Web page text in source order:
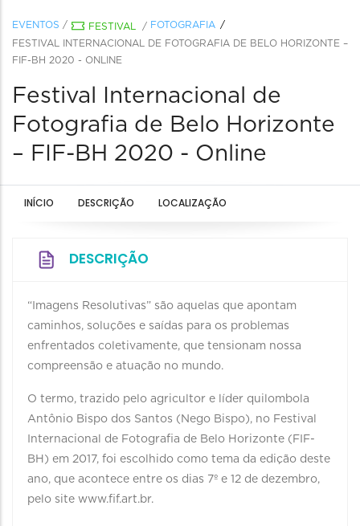
EVENTOS / FESTIVAL / FOTOGRAFIA
FESTIVAL INTERNACIONAL DE FOTOGRAFIA DE BELO HORIZONTE –
FIF-BH 2020 - ONLINE
Festival Internacional de
Fotografia de Belo Horizonte
– FIF-BH 2020 - Online
INÍCIO DESCRIÇÃO LOCALIZAÇÃO
DESCRIÇÃO
“Imagens Resolutivas” são aquelas que apontam
caminhos, soluções e saídas para os problemas
enfrentados coletivamente, que tensionam nossa
compreensão e atuação no mundo.
O termo, trazido pelo agricultor e líder quilombola
Antônio Bispo dos Santos (Nego Bispo), no Festival
Internacional de Fotografia de Belo Horizonte (FIF-
BH) em 2017, foi escolhido como tema da edição deste
ano, que acontece entre os dias 7º e 12 de dezembro,
pelo site www.fif.art.br.